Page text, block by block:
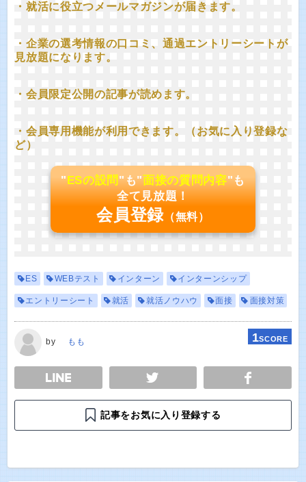
・就活に役立つメールマガジンが届きます。
・企業の選考情報の口コミ、通過エントリーシートが
見放題になります。
・会員限定公開の記事が読めます。
・会員専用機能が利用できます。（お気に入り登録な
ど）
"ESの設問"も"面接の質問内容"も
全て見放題！
会員登録 （無料）
ES WEBテスト インターン インターンシップ
エントリーシート 就活 就活ノウハウ 面接 面接対策
by もも 1SCORE
TWEET
記事をお気に入り登録する